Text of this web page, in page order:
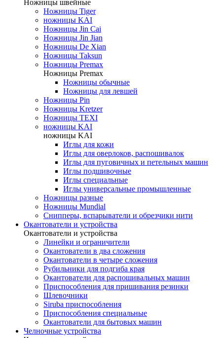
Ножницы швейные
Ножницы Tiger
ножницы KAI
Ножницы Jin Cai
Ножницы Jin Jian
Ножницы De Xian
Ножницы Taksun
Ножницы Premax
Ножницы Premax
Ножницы обычные
Ножницы для левшей
Ножницы Pin
Ножницы Kretzer
Ножницы TEXI
ножницы KAI
ножницы KAI
Иглы для кожи
Иглы для оверлоков, распошивалок
Иглы для пуговичных и петельных машин
Иглы подшивочные
Иглы специальные
Иглы универсальные промышленные
Ножницы разные
Ножницы Mundial
Снипперы, вспарыватели и обрезчики нити
Окантователи и устройства
Окантователи и устройства
Линейки и ограничители
Окантователи в два сложения
Окантователи в четыре сложения
Рубильники для подгиба края
Окантователи для распошивальных машин
Приспособления для пришивания резинки
Шлевочники
Siruba приспособления
Приспособления специальные
Окантователи для бытовых машин
Челночные устройства